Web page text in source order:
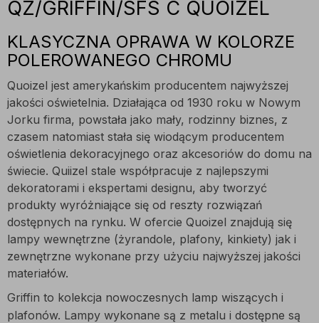
QZ/GRIFFIN/SFS C QUOIZEL
KLASYCZNA OPRAWA W KOLORZE
POLEROWANEGO CHROMU
Quoizel jest amerykańskim producentem najwyższej
jakości oświetelnia. Działająca od 1930 roku w Nowym
Jorku firma, powstała jako mały, rodzinny biznes, z
czasem natomiast stała się wiodącym producentem
oświetlenia dekoracyjnego oraz akcesoriów do domu na
świecie. Quiizel stale współpracuje z najlepszymi
dekoratorami i ekspertami designu, aby tworzyć
produkty wyróżniające się od reszty rozwiązań
dostępnych na rynku. W ofercie Quoizel znajdują się
lampy wewnętrzne (żyrandole, plafony, kinkiety) jak i
zewnętrzne wykonane przy użyciu najwyższej jakości
materiałów.
Griffin to kolekcja nowoczesnych lamp wiszących i
plafonów. Lampy wykonane są z metalu i dostępne są